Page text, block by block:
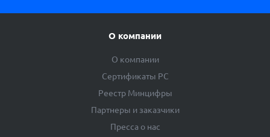
О компании
О компании
Сертификаты РС
Реестр Минцифры
Партнеры и заказчики
Пресса о нас